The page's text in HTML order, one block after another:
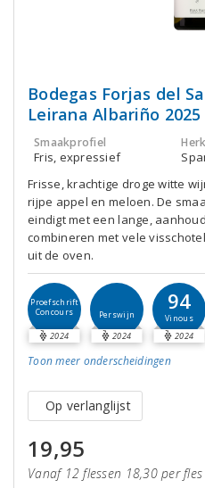
Bodegas Forjas del
Leirana Albariño 2025
Smaakprofiel
Fris, expressief
Frisse, krachtige droge witte
rijpe appel en meloen. De
eindigt met een lange,
combineren met vele
uit de oven.
Proefschrift
Concours
2024
Perswijn
2024
94
Vinous
2024
Toon meer onderscheidingen
Op verlanglijst
19,95
Vanaf 12 flessen 18,30 per fles